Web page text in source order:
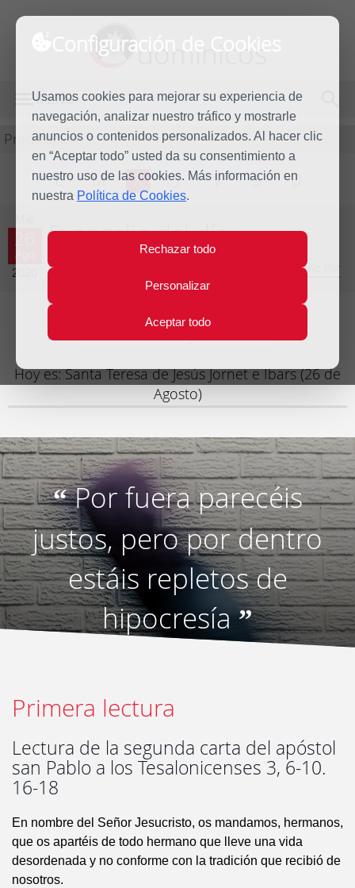
Configuración de Cookies
Usamos cookies para mejorar su experiencia de
navegación, analizar nuestro tráfico y mostrarle
anuncios o contenidos personalizados. Al hacer clic
en “Aceptar todo” usted da su consentimiento a
nuestro uso de las cookies. Más información en
nuestra Política de Cookies.
Rechazar todo
Personalizar
Aceptar todo
dominicos
MENÚ
Predicación
L M X J V S D
26
Ago
2020
Evangelio del día
Vigésimo primera Semana del Tiempo Ordinario - Año Par
Lecturas del día y comentario
Hoy es: Santa Teresa de Jesús Jornet e Ibars (26 de
Agosto)
“Por fuera parecéis
justos, pero por dentro
estáis repletos de
hipocresía”
Primera lectura
Lectura de la segunda carta del apóstol
san Pablo a los Tesalonicenses 3, 6-10.
16-18
En nombre del Señor Jesucristo, os mandamos, hermanos,
que os apartéis de todo hermano que lleve una vida
desordenada y no conforme con la tradición que recibió de
nosotros.